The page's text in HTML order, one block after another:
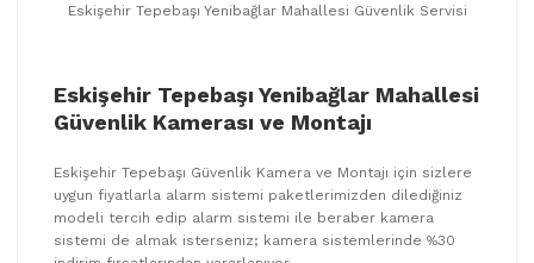
Eskişehir Tepebaşı Yenibağlar Mahallesi Güvenlik Servisi
Eskişehir Tepebaşı Yenibağlar Mahallesi
Güvenlik Kamerası ve Montajı
Eskişehir Tepebaşı Güvenlik Kamera ve Montajı için sizlere
uygun fiyatlarla alarm sistemi paketlerimizden dilediğiniz
modeli tercih edip alarm sistemi ile beraber kamera
sistemi de almak isterseniz; kamera sistemlerinde %30